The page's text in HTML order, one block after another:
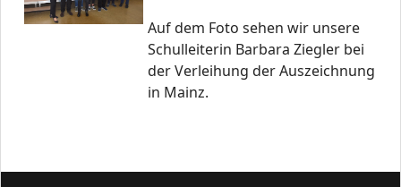
Auf dem Foto sehen wir unsere
Schulleiterin Barbara Ziegler bei
der Verleihung der Auszeichnung
in Mainz.